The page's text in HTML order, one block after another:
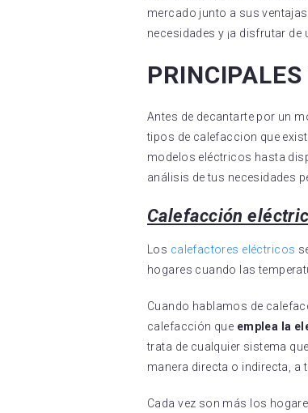
mercado junto a sus
necesidades y ¡a disfrutar
Antes de decantarte por un
tipos de calefaccion que
modelos eléctricos hasta
análisis de tus necesidades
Calefacción
Los calefactores eléctricos
hogares cuando las
Cuando hablamos de
calefacción que emplea la
trata de cualquier sistema
manera directa o indirecta, a
Cada vez son más los